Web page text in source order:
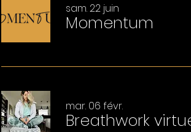
sam. 22 juin
Momentum
mar. 06 févr.
Breathwork